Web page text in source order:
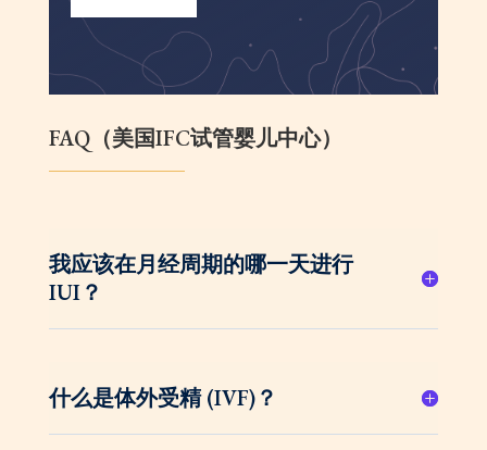
FAQ（美国IFC试管婴儿中心）
我应该在月经周期的哪一天进行
IUI？
什么是体外受精 (IVF)？